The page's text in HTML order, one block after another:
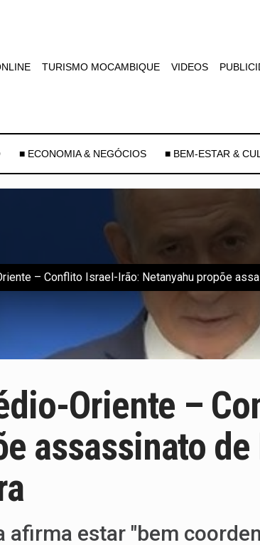
TURISMO MOCAMBIQUE VIDEOS
■ ECONOMIA & NEGÓCIOS ■ BEM-ESTAR &
– Conflito Israel-Irão: Netanyahu propõe
Oriente –
assassinato
estar "bem